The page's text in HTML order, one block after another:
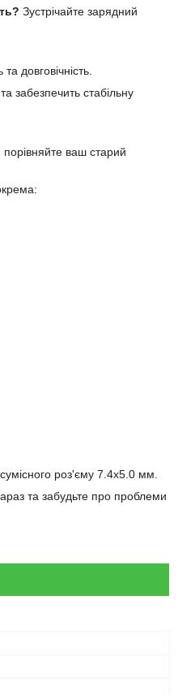
Зустрічайте зарядний
довговічність.
забезпечить стабільну
ваш старий
роз'єму 7.4x5.0 мм.
та забудьте про проблеми